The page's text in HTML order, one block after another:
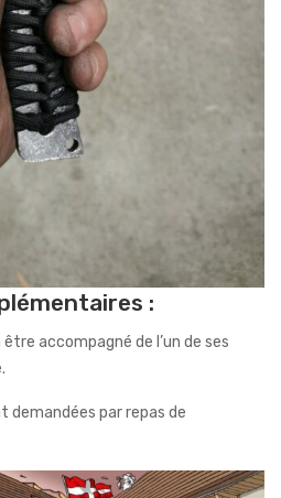
:
accompagné de l’un de ses
demandées par repas de